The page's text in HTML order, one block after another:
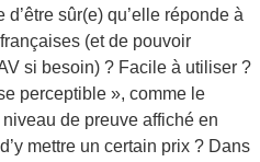
sûr(e) qu’elle réponde à
(et de pouvoir
si besoin) ? Facile à utiliser ?
perceptible », comme le
de preuve affiché en
mettre un certain prix ? Dans